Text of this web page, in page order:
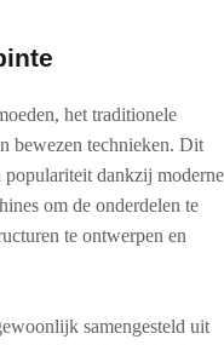
het traditionele
bewezen technieken. Dit
dankzij moderne
om de onderdelen te
te ontwerpen en
samengesteld uit